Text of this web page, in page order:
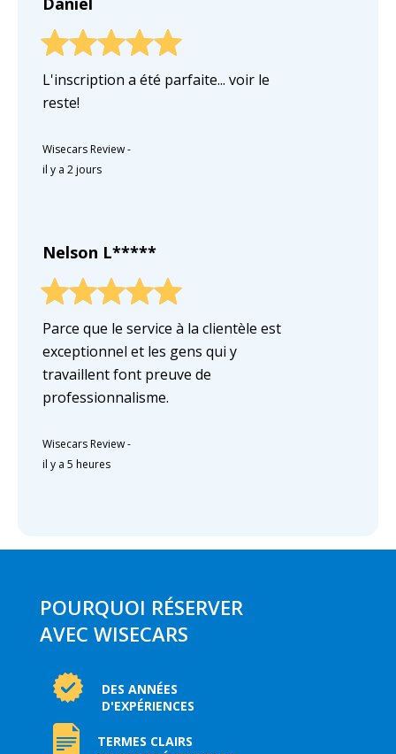
L'inscription a été parfaite... voir le
reste!
Wisecars Review-
il y a 2 jours
Nelson L*****
Parce que le service à la clientèle est
exceptionnel et les gens qui y
travaillent font preuve de
professionnalisme.
Wisecars Review-
il y a 5 heures
POURQUOI RÉSERVER
AVEC WISECARS
DES ANNÉES
D'EXPÉRIENCES
TERMES CLAIRS